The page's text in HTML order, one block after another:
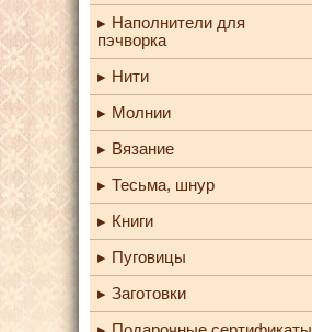
Наполнители для
пэчворка
Нити
Молнии
Вязание
Тесьма, шнур
Книги
Пуговицы
Заготовки